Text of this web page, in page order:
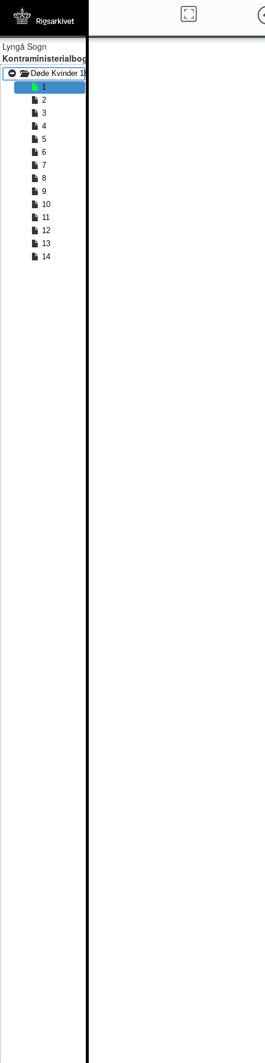
Lyngå Sogn
Kontraministerialbog
Døde Kvinder 1814 - Døde Kvinder 1848
1
2
3
4
5
6
7
8
9
10
11
12
13
14